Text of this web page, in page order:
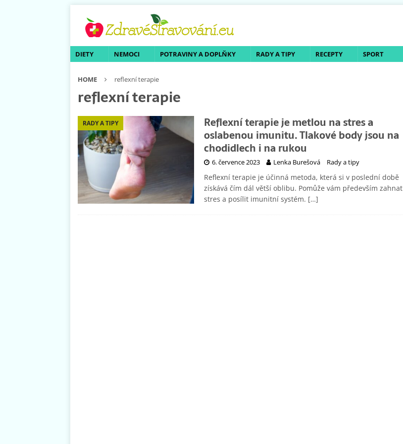
DIETY NEMOCI POTRAVINY A DOPLŇKY RADY A TIPY RECEPTY SPORT
HOME reflexní terapie
reflexní terapie
RADY A TIPY
Reflexní terapie je metlou na stres a
oslabenou imunitu. Tlakové body jsou na
chodidlech i na rukou
6. července 2023 Lenka Burešová Rady a tipy
Reflexní terapie je účinná metoda, která si v poslední době
získává čím dál větší oblibu. Pomůže vám především zahnat
stres a posílit imunitní systém. […]